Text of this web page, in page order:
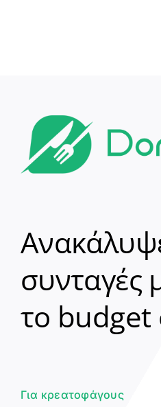
συνταγές
το budget
Για κρεατοφάγους